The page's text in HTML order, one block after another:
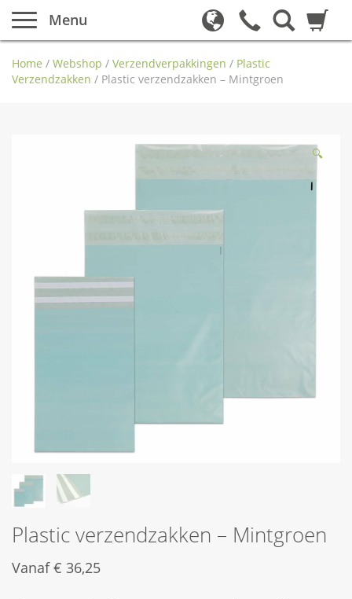
Menu
Home / Webshop / Verzendverpakkingen / Plastic
Verzendzakken / Plastic verzendzakken – Mintgroen
🔍
Plastic verzendzakken – Mintgroen
Vanaf€ 36,25